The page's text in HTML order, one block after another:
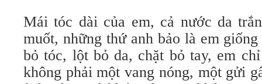
Mái tóc dài của em, cả nước da
muốt, những thứ anh bảo là em
bỏ tóc, lột bỏ da, chặt bỏ tay, em
không phải một vang nóng, một gửi